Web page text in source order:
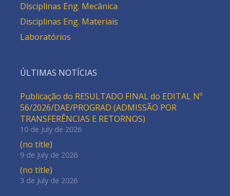
Disciplinas Eng. Mecânica
Disciplinas Eng. Materiais
Laboratórios
ÚLTIMAS NOTÍCIAS
Publicação do RESULTADO FINAL do EDITAL Nº
56/2026/DAE/PROGRAD (ADMISSÃO POR
TRANSFERÊNCIAS E RETORNOS)
10 de July de 2026
(no title)
9 de July de 2026
(no title)
3 de July de 2026